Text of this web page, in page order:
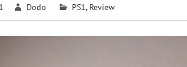
Dodo PS1, Review